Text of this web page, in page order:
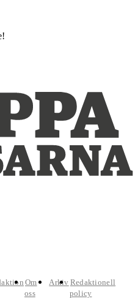
Om
oss
Arkiv Redaktionell
policy